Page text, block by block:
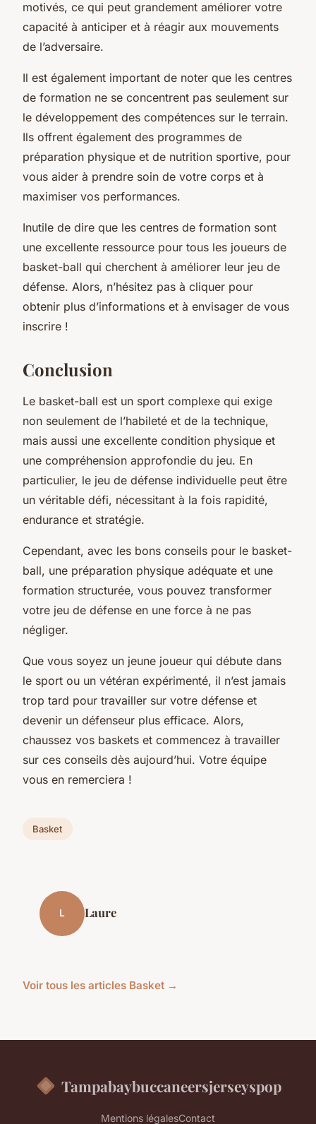
motivés, ce qui peut grandement améliorer votre
capacité à anticiper et à réagir aux mouvements
de l’adversaire.
Il est également important de noter que les centres
de formation ne se concentrent pas seulement sur
le développement des compétences sur le terrain.
Ils offrent également des programmes de
préparation physique et de nutrition sportive, pour
vous aider à prendre soin de votre corps et à
maximiser vos performances.
Inutile de dire que les centres de formation sont
une excellente ressource pour tous les joueurs de
basket-ball qui cherchent à améliorer leur jeu de
défense. Alors, n’hésitez pas à cliquer pour
obtenir plus d’informations et à envisager de vous
inscrire !
Conclusion
Le basket-ball est un sport complexe qui exige
non seulement de l’habileté et de la technique,
mais aussi une excellente condition physique et
une compréhension approfondie du jeu. En
particulier, le jeu de défense individuelle peut être
un véritable défi, nécessitant à la fois rapidité,
endurance et stratégie.
Cependant, avec les bons conseils pour le basket-
ball, une préparation physique adéquate et une
formation structurée, vous pouvez transformer
votre jeu de défense en une force à ne pas
négliger.
Que vous soyez un jeune joueur qui débute dans
le sport ou un vétéran expérimenté, il n’est jamais
trop tard pour travailler sur votre défense et
devenir un défenseur plus efficace. Alors,
chaussez vos baskets et commencez à travailler
sur ces conseils dès aujourd’hui. Votre équipe
vous en remerciera !
Basket
L Laure
Voir tous les articles Basket →
Tampabaybuccaneersjerseyspop
Mentions légalesContact